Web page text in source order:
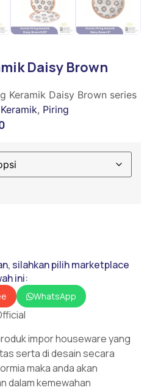
Daisy Brown
Keramik Daisy Brown series
, Piring
silahkan pilih marketplace
ini:
WhatsApp
impor houseware yang
serta di desain secara
maka anda akan
dalam kemewahan